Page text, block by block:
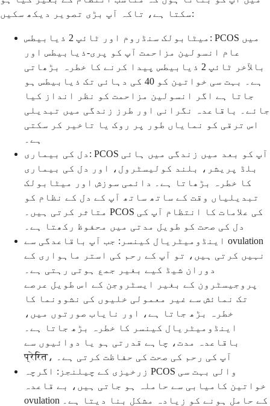
سکتا ہے، تاکہ آپ بڑی تصویر دیکھ سکیں:
میٹابولک سنڈروم اور ٹائپ 2 ذیابیطس: PCOS میں
عام انسولین مزاحمت آپ کو پری-ذیابیطس اور
بالآخر ٹائپ 2 ذیابیطس پیدا کرنے کا خطرہ بڑھاتی
ہے۔ بہت سی خواتین کو 40 کی دہائی تک ذیابیطس ہو
جاتا ہے اگر انسولین مزاحمت کو نظر انداز کیا
جائے۔ باقاعدہ نگرانی اور طرز زندگی میں تبدیلی
اس ترقی کو نمایاں طور پر روک یا تاخیر کر سکتی
ہے۔
دل کی بیماری: PCOS آپ کو بعد میں زندگی میں ہائی
بلڈ پریشر، بلند کولیسٹرول، اور دل کی بیماری
کا خطرہ بڑھاتا ہے۔ دائمی سوزش اور میٹابولک
تبدیلیاں وقت کے ساتھ ساتھ آپ کے دل کے نظام کو
متاثر کرتی ہیں۔ PCOS کی علامات کا انتظام آپ کی
دل کی صحت کو طویل مدتی میں محفوظ رکھتا ہے۔
اینڈومیٹریال کینسر: جب آپ باقاعدگی سے ovulation
نہیں کرتی ہیں، تو آپ کے رحم کی استر ماہواری کے
دوران شیڈ کیے بغیر جمع ہوتی رہتی ہے۔
پروجیسٹرون کے بغیر ایسٹروجن کے اس طویل عرصے
تک نمائش سے غیر معمولی خلیوں کی نشوونما کا
خطرہ بڑھ جاتا ہے، اور نایاب صورتوں میں،
اینڈومیٹریال کینسر کا خطرہ بڑھ جاتا ہے۔
باقاعدہ مدت، چاہے قدرتی ہو یا دوائیوں سے
प्रेरित، آپ کی رحم کی صحت کی حفاظت کرتی ہے۔
زرخیزی کے چیلنجز: اگرچہ PCOS والی بہت سی
خواتین کامیابی سے حاملہ ہو جاتی ہیں، بے قاعدہ
ovulation کے حامل ہونے کو زیادہ مشکل بنا دیتا ہے۔